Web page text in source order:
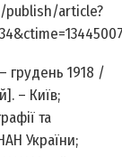
article?
грудень 1918 /
– Київ;
та
України;